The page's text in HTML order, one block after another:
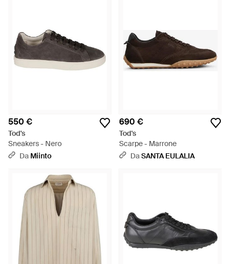
550 €
Tod's
Sneakers - Nero
Da Miinto
690 €
Tod's
Scarpe - Marrone
DaSANTA EULALIA